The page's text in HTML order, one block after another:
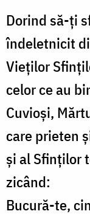
Dorind să-ți
îndeletnicit
Vieților
celor ce au
Cuvioși,
care prieten
și al Sfinților
zicând:
Bucură-te,